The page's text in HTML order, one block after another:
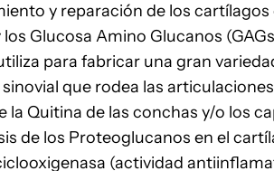
y reparación de los
Glucosa Amino Glucanos
para fabricar una gran
que rodea las
la Quitina de las conchas y/o los
de los Proteoglucanos en el
(actividad